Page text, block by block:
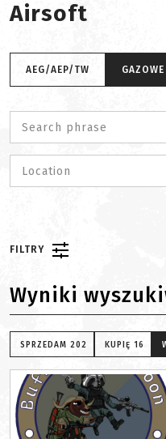
Airsoft
AEG/AEP/TW GAZOWE
Search phrase
Location
FILTRY
Wyniki
SPRZEDAM 202 KUPIĘ 16